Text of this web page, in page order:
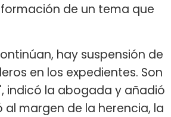
de un tema que
hay suspensión de
en los expedientes. Son
indicó la abogada y añadió
margen de la herencia, la